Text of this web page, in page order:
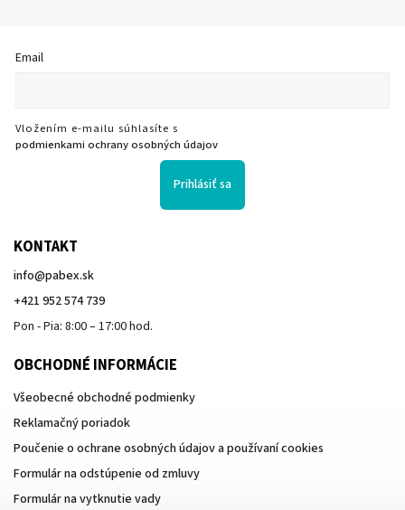
Email
Vložením e-mailu súhlasíte s
podmienkami ochrany osobných údajov
Prihlásiť sa
KONTAKT
info@pabex.sk
+421 952 574 739
Pon - Pia: 8:00 – 17:00 hod.
OBCHODNÉ INFORMÁCIE
Všeobecné obchodné podmienky
Reklamačný poriadok
Poučenie o ochrane osobných údajov a používaní cookies
Formulár na odstúpenie od zmluvy
Formulár na vytknutie vady